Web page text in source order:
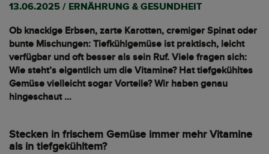
13.06.2025 / ERNÄHRUNG & GESUNDHEIT
Ob knackige Erbsen, zarte Karotten, cremiger Spinat oder
bunte Mischungen: Tiefkühlgemüse ist praktisch, leicht
verfügbar und oft besser als sein Ruf. Viele fragen sich:
Wie steht’s eigentlich um die Vitamine? Hat tiefgekühltes
Gemüse vielleicht sogar Vorteile? Wir haben genau
hingeschaut …
Stecken in frischem Gemüse immer mehr Vitamine
als in tiefgekühltem?